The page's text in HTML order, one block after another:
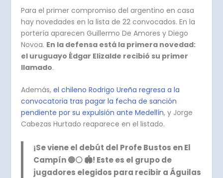
Para el primer compromiso del argentino en casa
hay novedades en la lista de 22 convocados. En la
portería aparecen Guillermo De Amores y Diego
Novoa. En la defensa está la primera novedad:
el uruguayo Édgar Elizalde recibió su primer
llamado.
Además, el chileno Rodrigo Ureña regresa a la
convocatoria tras pagar la fecha de sanción
pendiente por su expulsión ante Medellín, y Jorge
Cabezas Hurtado reaparece en el listado.
¡Se viene el debút del Profe Bustos en El
Campín 🔵⚪ 🏟️! Este es el grupo de
jugadores elegidos para recibir a Águilas